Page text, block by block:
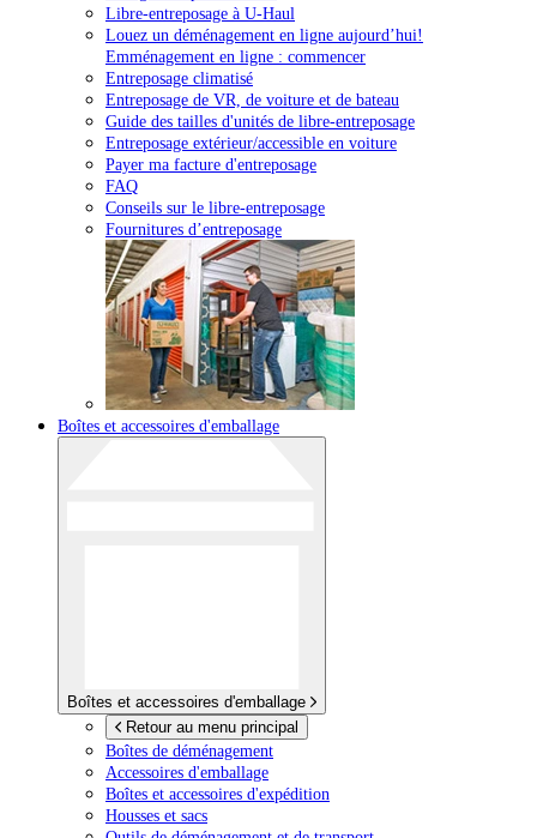
Libre-entreposage à U-Haul
Louez un déménagement en ligne aujourd’hui!
Emménagement en ligne : commencer
Entreposage climatisé
Entreposage de VR, de voiture et de bateau
Guide des tailles d'unités de libre-entreposage
Entreposage extérieur/accessible en voiture
Payer ma facture d'entreposage
FAQ
Conseils sur le libre-entreposage
Fournitures d’entreposage
Boîtes et accessoires d'emballage
Boîtes et accessoires d'emballage
Retour au menu principal
Boîtes de déménagement
Accessoires d'emballage
Boîtes et accessoires d'expédition
Housses et sacs